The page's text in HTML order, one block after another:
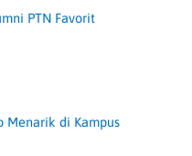
PTN Favorit
Menarik di Kampus